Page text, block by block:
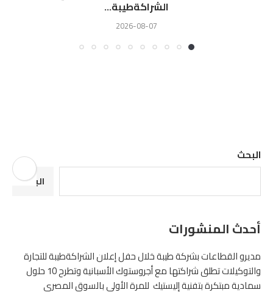
الشراكةطيبة...
2026-08-07
البحث
البحث
أحدث المنشورات
مديرو القطاعات بشركة طيبة خلال حفل إعلان الشراكةطيبة للتجارة
والتوكيلات تطلق شراكتها مع أجروستوك الأسبانية وتطرح 10 حلول
سمادية مبتكرة بتفنية إليستيك للمرة الأولى بالسوق المصرى